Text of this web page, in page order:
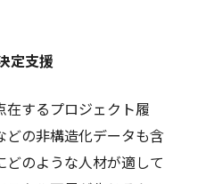
定支援
在するプロジェクト履
の非構造化データも含
のような人材が適して